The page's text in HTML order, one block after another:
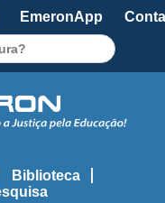
EmeronApp
Biblioteca